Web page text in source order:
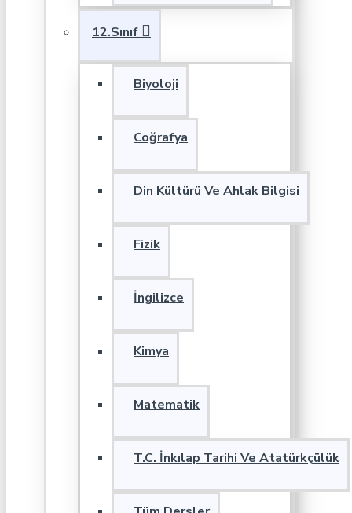
12.Sınıf
Biyoloji
Coğrafya
Din Kültürü Ve Ahlak Bilgisi
Fizik
İngilizce
Kimya
Matematik
T.C. İnkılap Tarihi Ve Atatürkçülük